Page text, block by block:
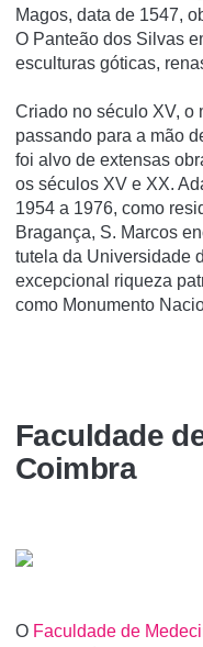
Magos, data de 1547,
O Panteão dos Silvas
esculturas góticas,
Criado no século XV, o
passando para a mão
foi alvo de extensas
os séculos XV e XX.
1954 a 1976, como
Bragança, S. Marcos
tutela da Universidade
excepcional riqueza
como Monumento
Faculdade
Coimbra
O Faculdade de